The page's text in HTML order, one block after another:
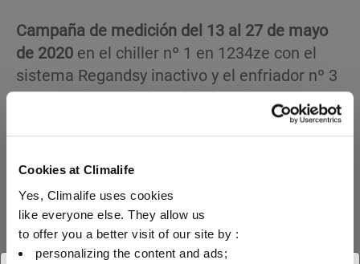
Cookies at Climalife
Yes, Climalife uses cookies
like everyone else. They allow us
to offer you a better visit of our site by :
personalizing the content and ads;
Campaña de medición del 13 al 27 de mayo
de 2020 en el chiller nº 1 en 1234ze con el
sistema Regandsy inactivo y el enfriador nº 3
en NH3. El EER de la enfriadora de NH3 se
degrada más rápido cuando la temperatura
exterior aumenta. El promedio EER es de R-
1234ze = 1,73 y NH3 = 1,29, una diferencia
media de rendimiento del 25 %.